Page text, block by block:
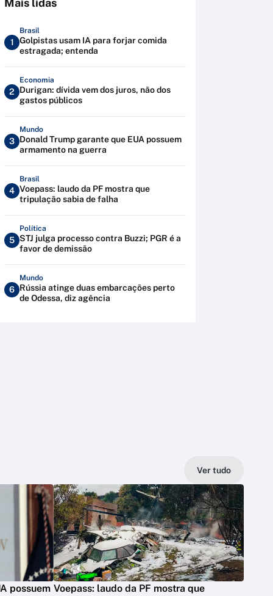
Mais lidas
1
Brasil
Golpistas usam IA para forjar comida
estragada; entenda
2
Economia
Durigan: dívida vem dos juros, não dos
gastos públicos
3
Mundo
Donald Trump garante que EUA possuem
armamento na guerra
4
Brasil
Voepass: laudo da PF mostra que
tripulação sabia de falha
5
Política
STJ julga processo contra Buzzi; PGR é a
favor de demissão
6
Mundo
Rússia atinge duas embarcações perto
de Odessa, diz agência
Ver tudo
possuem Voepass: laudo da PF mostra que